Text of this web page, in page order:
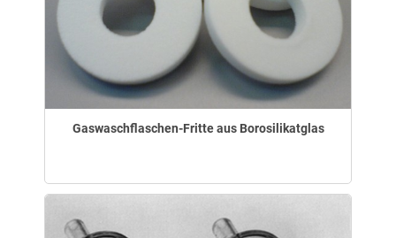
Gaswaschflaschen-Fritte aus Borosilikatglas